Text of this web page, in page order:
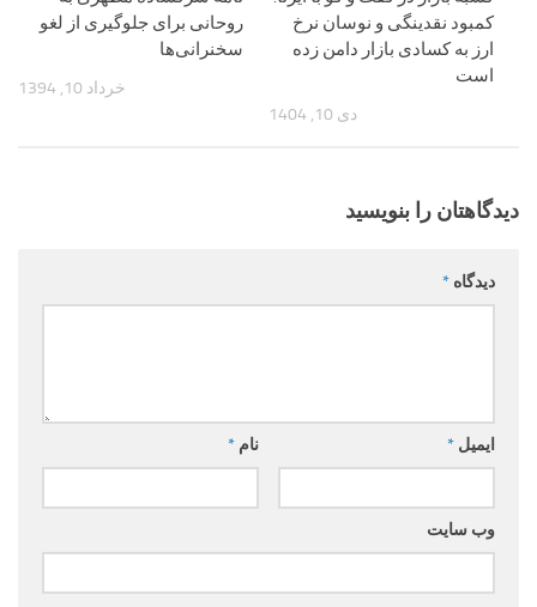
روحانی برای جلوگیری از لغو
سخنرانی‌ها
خرداد 10, 1394
کمبود نقدینگی و نوسان نرخ
ارز به کسادی بازار دامن زده
است
دی 10, 1404
دیدگاهتان را بنویسید
دیدگاه *
نام * ایمیل *
وب‌ سایت